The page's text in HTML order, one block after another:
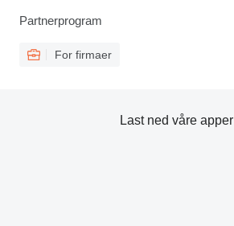
Partnerprogram
For firmaer
Last ned våre apper